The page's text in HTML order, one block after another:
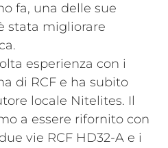
fa, una delle sue
stata migliorare
esperienza con i
di RCF e ha subito
locale Nitelites. Il
a essere rifornito con
vie RCF HD32-A e i